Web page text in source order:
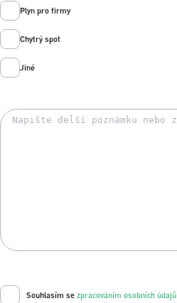
Plyn pro firmy
Chytrý spot
Jiné
Souhlasím se zpracováním osobních údajů